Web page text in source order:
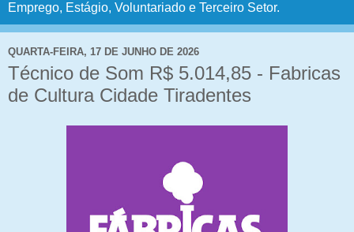
Emprego, Estágio, Voluntariado e Terceiro Setor.
QUARTA-FEIRA, 17 DE JUNHO DE 2026
Técnico de Som R$ 5.014,85 - Fabricas
de Cultura Cidade Tiradentes